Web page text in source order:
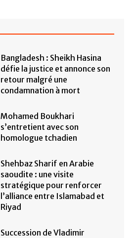
Bangladesh : Sheikh Hasina
défie la justice et annonce son
retour malgré une
condamnation à mort
Mohamed Boukhari
s’entretient avec son
homologue tchadien
Shehbaz Sharif en Arabie
saoudite : une visite
stratégique pour renforcer
l’alliance entre Islamabad et
Riyad
Succession de Vladimir